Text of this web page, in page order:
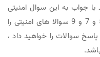
جواب به این سوال امنیتی
آن را بازیابی کنید ، به ترتیب در بخش 5 و 7 و 9 سوالا های امنیتی را
انتخاب می کنید و در بخش 6 و 8 و 10 پاسخ سوالات را خواهید داد ،